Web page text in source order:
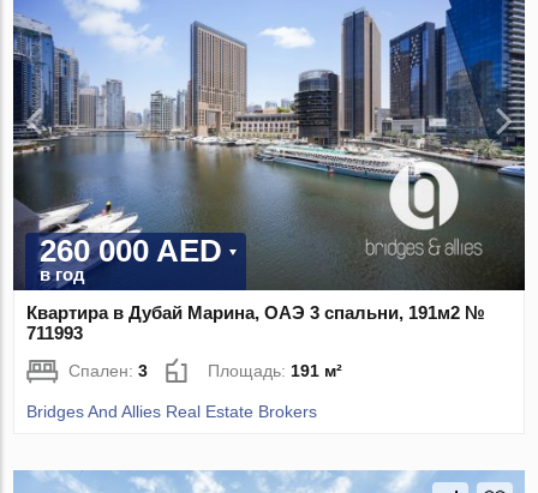
260 000 AED
в год
Квартира в Дубай Марина, ОАЭ 3 спальни, 191м2 №
711993
Спален:3 Площадь: 191 м²
Bridges And Allies Real Estate Brokers